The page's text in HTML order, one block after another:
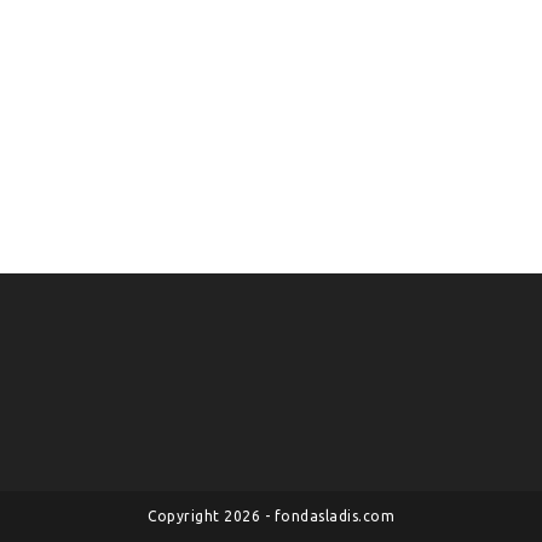
Copyright 2026 - fondasladis.com